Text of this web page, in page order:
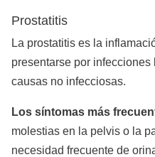
Prostatitis
La prostatitis es la
presentarse por
causas no infecciosas.
Los síntomas más
molestias en la pelvis o la
necesidad frecuente de